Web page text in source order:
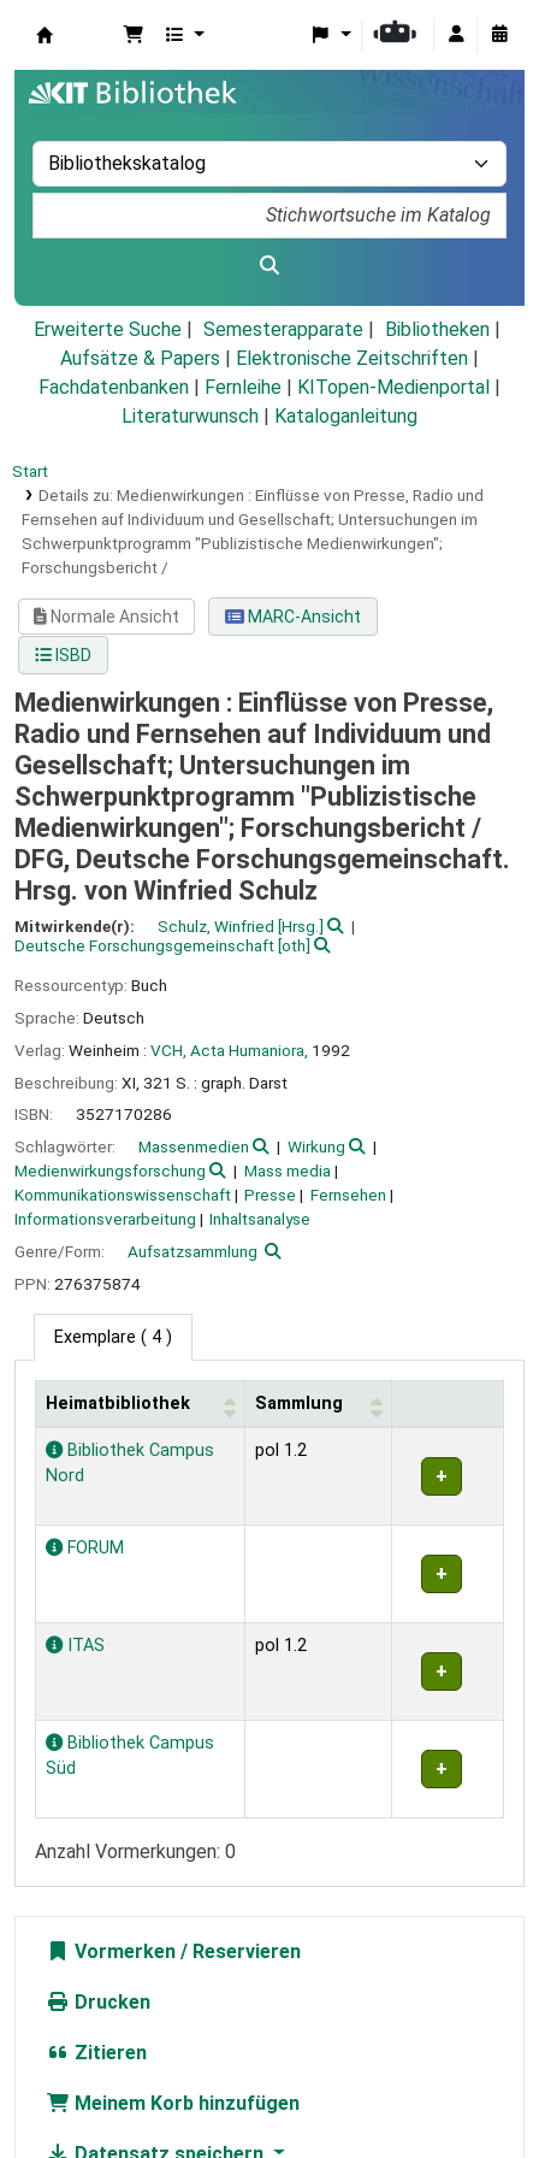
Erweiterte Suche Semesterapparate
Bibliotheken
Aufsätze & Papers
Elektronische Zeitschriften
Fachdatenbanken
Fernleihe KITopen-Medienportal
Literaturwunsch
Kataloganleitung
Start
Details zu: Medienwirkungen : Einflüsse von Presse, Radio und
Fernsehen auf Individuum und Gesellschaft; Untersuchungen im
Schwerpunktprogramm "Publizistische Medienwirkungen";
Forschungsbericht /
Normale Ansicht
MARC-Ansicht
ISBD
Medienwirkungen : Einflüsse von Presse,
Radio und Fernsehen auf Individuum und
Gesellschaft; Untersuchungen im
Schwerpunktprogramm "Publizistische
Medienwirkungen"; Forschungsbericht /
DFG, Deutsche Forschungsgemeinschaft.
Hrsg. von Winfried Schulz
Mitwirkende(r): Schulz, Winfried [Hrsg.]
Deutsche Forschungsgemeinschaft [oth]
Ressourcentyp: Buch
Sprache: Deutsch
Verlag: Weinheim : VCH, Acta Humaniora, 1992
Beschreibung: XI, 321 S. : graph. Darst
ISBN:
3527170286
Schlagwörter:
Massenmedien
Wirkung
Medienwirkungsforschung
Mass media
Kommunikationswissenschaft
Presse
Fernsehen
Informationsverarbeitung
Inhaltsanalyse
Genre/Form:
Aufsatzsammlung
PPN: 276375874
Exemplare ( 4 )
Exemplare
Heimatbibliothek Sammlung
Bibliothek Campus
Nord
pol 1.2
FORUM
ITAS pol 1.2
Bibliothek Campus
Süd
Anzahl Vormerkungen: 0
Vormerken
Drucken
Zitieren
Meinem Korb hinzufügen
Datensatz speichern